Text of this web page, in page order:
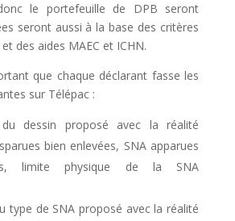
le portefeuille de DPB seront
seront aussi à la base des critères
des aides MAEC et ICHN.
que chaque déclarant fasse les
sur Télépac :
dessin proposé avec la réalité
bien enlevées, SNA apparues
limite physique de la SNA
type de SNA proposé avec la réalité